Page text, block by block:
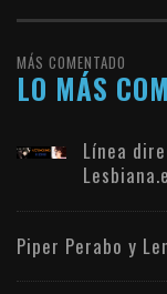
MÁS COMENTADO
LO MÁS
Línea
Piper Perabo y